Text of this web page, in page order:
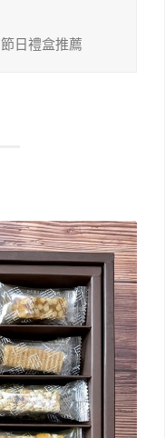
節日禮盒推薦